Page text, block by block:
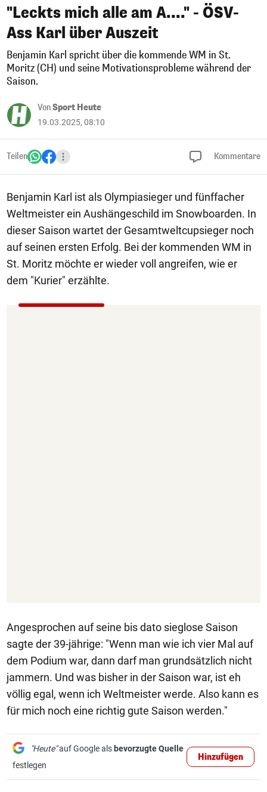
"Leckts mich alle am A...." - ÖSV-
Ass Karl über Auszeit
Benjamin Karl spricht über die kommende WM in St.
Moritz (CH) und seine Motivationsprobleme während der
Saison.
VonSport Heute
19.03.2025, 08:10
Teilen Kommentare
Benjamin Karl ist als Olympiasieger und fünffacher
Weltmeister ein Aushängeschild im Snowboarden. In
dieser Saison wartet der Gesamtweltcupsieger noch
auf seinen ersten Erfolg. Bei der kommenden WM in
St. Moritz möchte er wieder voll angreifen, wie er
dem "Kurier" erzählte.
Angesprochen auf seine bis dato sieglose Saison
sagte der 39-jährige: "Wenn man wie ich vier Mal auf
dem Podium war, dann darf man grundsätzlich nicht
jammern. Und was bisher in der Saison war, ist eh
völlig egal, wenn ich Weltmeister werde. Also kann es
für mich noch eine richtig gute Saison werden."
"Heute"auf Google als bevorzugte Quelle
festlegen
Hinzufügen